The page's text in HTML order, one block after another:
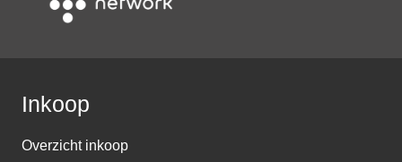
Inkoop
Overzicht inkoop